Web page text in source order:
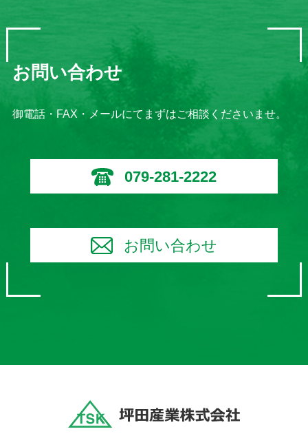
お問い合わせ
御電話・FAX・メールにてまずはご相談くださいませ。
079-281-2222
お問い合わせ